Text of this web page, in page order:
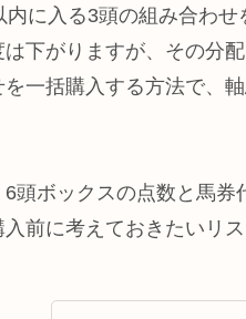
内に入る3頭の組み合わ
は下がりますが、その分
一括購入する方法で、
6頭ボックスの点数と馬
前に考えておきたいリ